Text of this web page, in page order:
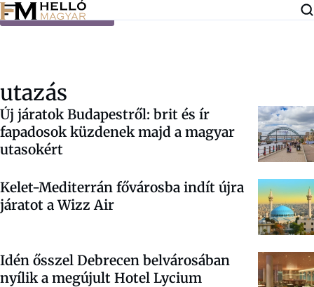
Ugrás a tartalomra
utazás
Új járatok Budapestről: brit és ír
fapadosok küzdenek majd a magyar
utasokért
Kelet-Mediterrán fővárosba indít újra
járatot a Wizz Air
Idén ősszel Debrecen belvárosában
nyílik a megújult Hotel Lycium